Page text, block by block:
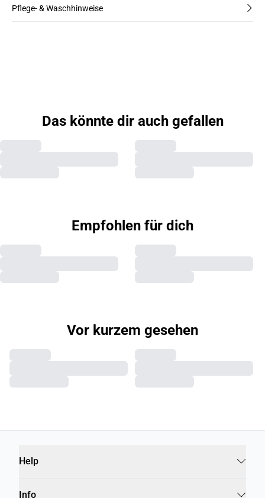
Pflege- & Waschhinweise
Das könnte dir auch gefallen
Empfohlen für dich
Vor kurzem gesehen
Help
Info